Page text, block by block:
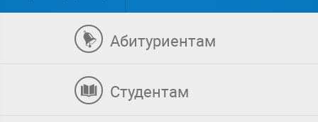
Абитуриентам
Студентам